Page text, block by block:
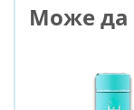
Може да